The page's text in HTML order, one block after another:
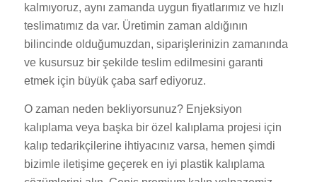
kalmıyoruz, aynı zamanda uygun fiyatlarımız ve hızlı
teslimatımız da var. Üretimin zaman aldığının
bilincinde olduğumuzdan, siparişlerinizin zamanında
ve kusursuz bir şekilde teslim edilmesini garanti
etmek için büyük çaba sarf ediyoruz.
O zaman neden bekliyorsunuz? Enjeksiyon
kalıplama veya başka bir özel kalıplama projesi için
kalıp tedarikçilerine ihtiyacınız varsa, hemen şimdi
bizimle iletişime geçerek en iyi plastik kalıplama